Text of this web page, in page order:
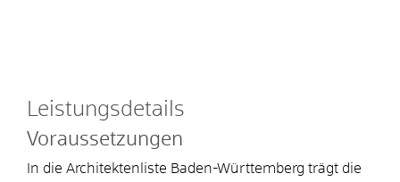
Leistungsdetails
Voraussetzungen
In die Architektenliste Baden-Württemberg trägt die